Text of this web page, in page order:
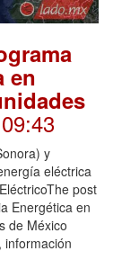
en
y
eléctrica
post
Energética en
de México
información